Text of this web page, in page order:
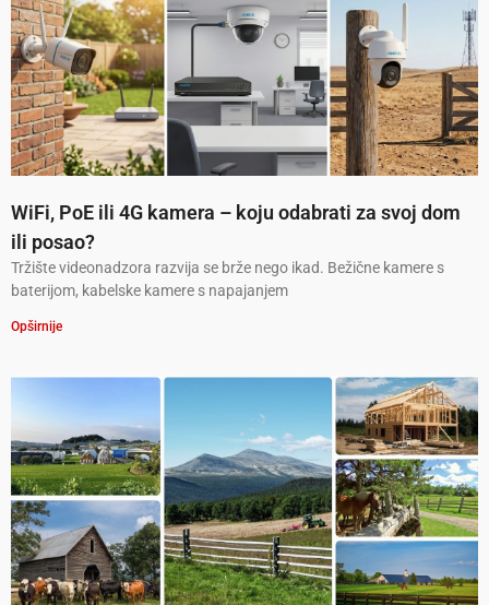
WiFi, PoE ili 4G kamera – koju odabrati za svoj dom
ili posao?
Tržište videonadzora razvija se brže nego ikad. Bežične kamere s
baterijom, kabelske kamere s napajanjem
Opširnije